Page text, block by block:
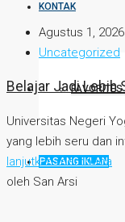
KONTAK
FAVORITES
PASANG IKLAN
Agustus 1, 2026
Uncategorized
Belajar Jadi Lebih
Universitas Negeri
yang lebih seru dan
lanjutkan membaca
oleh San Arsi